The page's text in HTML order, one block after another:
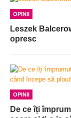
OPINII
Leszek
opresc
OPINII
De ce îți